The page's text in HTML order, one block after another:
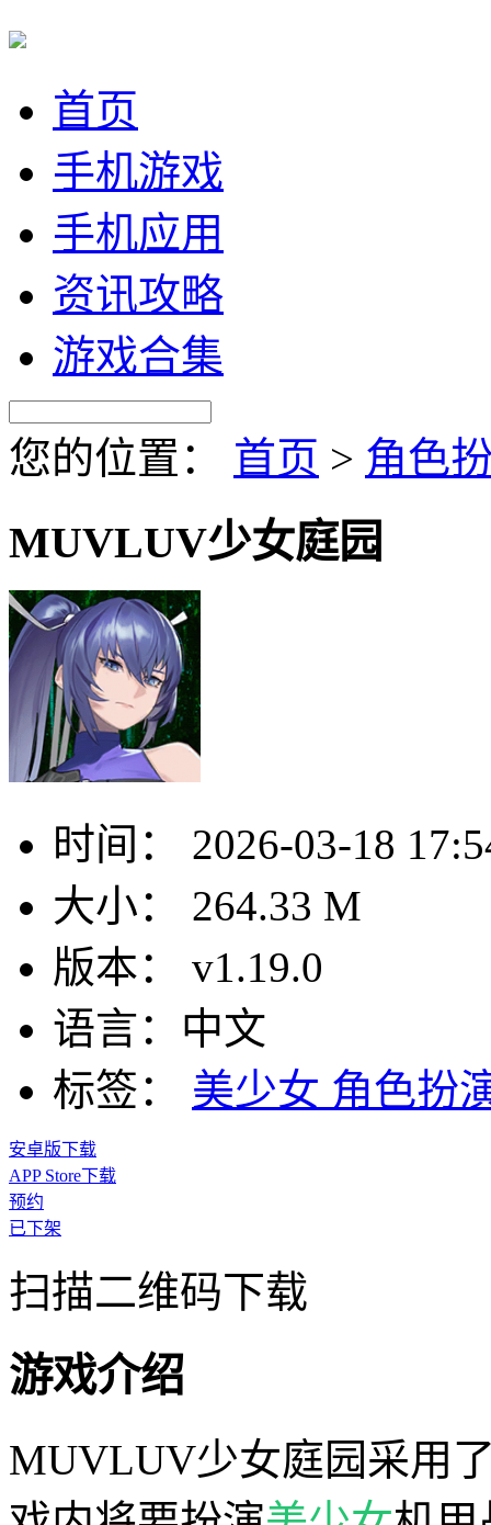
首页
手机游戏
手机应用
资讯攻略
游戏合集
您的位置： 首页 > 角色
MUVLUV少女庭园
时间：
2026-03-18
大小：
264.33 M
版本：
v1.19.0
语言： 中文
标签：
美少女 角色扮
安卓版下载
APP Store下载
预约
已下架
扫描二维码下载
游戏介绍
MUVLUV少女庭园采用